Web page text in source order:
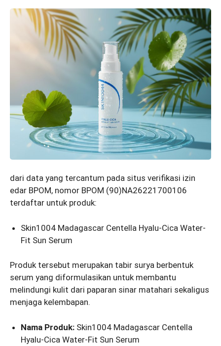
dari data yang tercantum pada situs verifikasi izin
edar BPOM, nomor BPOM (90)NA26221700106
terdaftar untuk produk:
Skin1004 Madagascar Centella Hyalu-Cica Water-
Fit Sun Serum
Produk tersebut merupakan tabir surya berbentuk
serum yang diformulasikan untuk membantu
melindungi kulit dari paparan sinar matahari sekaligus
menjaga kelembapan.
Nama Produk: Skin1004 Madagascar Centella
Hyalu-Cica Water-Fit Sun Serum